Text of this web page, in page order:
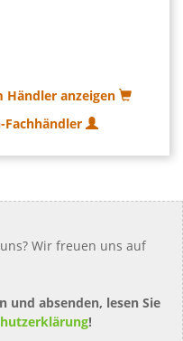
Händler anzeigen
Wir freuen uns auf
und absenden, lesen Sie
!